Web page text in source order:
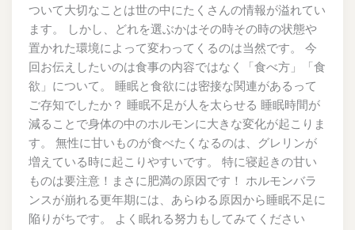
ついて大切なことは世の中にたくさんの情報が溢れてい
ます。 しかし、どれを選ぶかはその時その時の状態や
置かれた環境によって変わってくるのは当然です。 今
回お伝えしたいのは食事の内容ではなく「食べ方」「食
欲」について。 睡眠と食欲には密接な関連があるって
ご存知でしたか？ 睡眠不足が人を太らせる 睡眠時間が
減ることで身体の中のホルモンに大きな変化が起こりま
す。 無性に甘いものが食べたくなるのは、グレリンが
増えている時に起こりやすいです。 特に寝起きの甘い
ものは要注意！まさに肥満の原因です！ ホルモンバラ
ンスが崩れる更年期には、あらゆる原因から睡眠不足に
陥りがちです。 よく眠れる努力もしてみてください